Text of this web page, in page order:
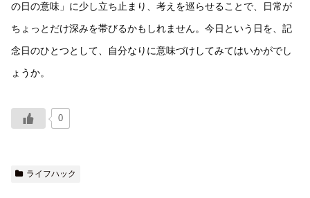
の日の意味」に少し立ち止まり、考えを巡らせることで、日常が
ちょっとだけ深みを帯びるかもしれません。今日という日を、記
念日のひとつとして、自分なりに意味づけしてみてはいかがでし
ょうか。
0
ライフハック